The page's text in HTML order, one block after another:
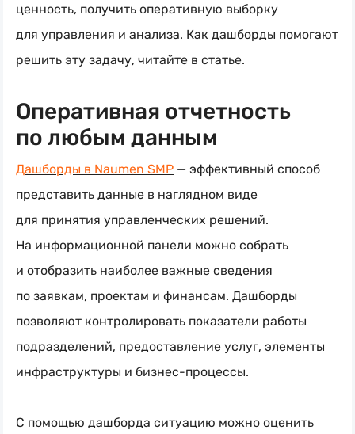
и
автоматизация
ценность, получить оперативную выборку
для управления и анализа. Как дашборды помогают
решить эту задачу, читайте в статье.
Оперативная отчетность
по любым данным
Дашборды в Naumen SMP — эффективный способ
представить данные в наглядном виде
для принятия управленческих решений.
На информационной панели можно собрать
и отобразить наиболее важные сведения
по заявкам, проектам и финансам. Дашборды
позволяют контролировать показатели работы
подразделений, предоставление услуг, элементы
инфраструктуры и бизнес-процессы.
С помощью дашборда ситуацию можно оценить